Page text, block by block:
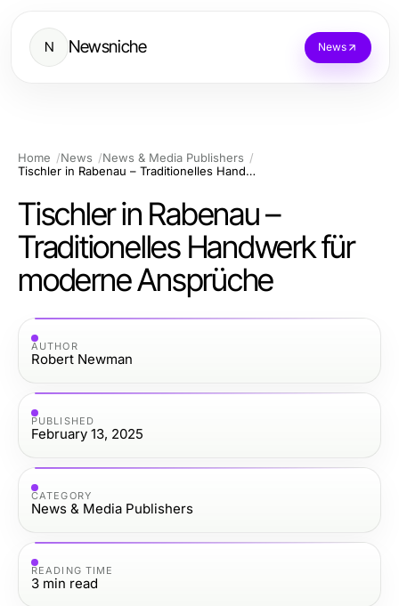
N Newsniche News
Home News
News & Media Publishers
Tischler in Rabenau – Traditionelles Handwerk für moderne Ansprüche
Tischler in Rabenau –
Traditionelles Handwerk für
moderne Ansprüche
AUTHOR
Robert Newman
PUBLISHED
February 13, 2025
CATEGORY
News & Media Publishers
READING TIME
3 min read